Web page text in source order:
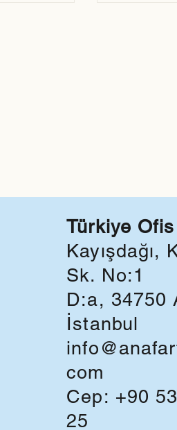
Türkiye Ofis
Kayışdağı,
Sk. No:1
D:a, 34750
İstanbul
com
Cep: +90
25